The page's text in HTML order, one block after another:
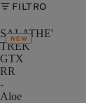
FILTRO
SALATHE'
TREK
GTX
RR
-
Aloe
NEW